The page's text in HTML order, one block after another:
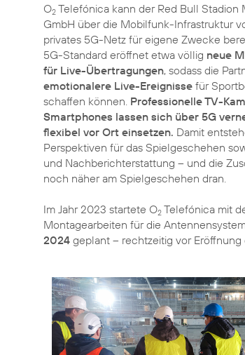
O2 Telefónica kann der Red Bull Stadion
GmbH über die Mobilfunk-Infrastruktur
privates 5G-Netz für eigene Zwecke
5G-Standard eröffnet etwa völlig neue
für Live-Übertragungen, sodass die
emotionalere Live-Ereignisse für
schaffen können. Professionelle TV-
Smartphones lassen sich über 5G
flexibel vor Ort einsetzen. Damit
Perspektiven für das Spielgeschehen
und Nachberichterstattung – und die
noch näher am Spielgeschehen dran.
Im Jahr 2023 startete O2 Telefónica mit
Montagearbeiten für die
2024 geplant – rechtzeitig vor Eröffnung